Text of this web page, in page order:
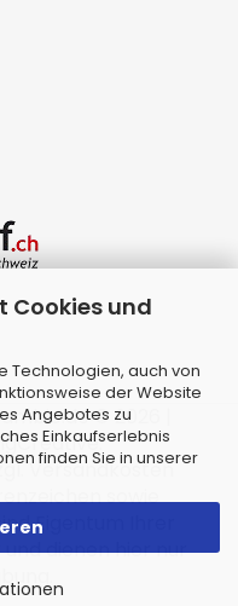
Cookies und
Technologien, auch von
der Website
Angebotes zu
Einkaufserlebnis
finden Sie in unserer
© 2026 |
.
Versandkosten
sowie
Eigentum Ihrer
dienen hier nur